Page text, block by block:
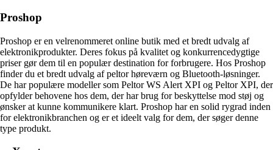
Proshop
Proshop er en velrenommeret online butik med et bredt udvalg af
elektronikprodukter. Deres fokus på kvalitet og konkurrencedygtige
priser gør dem til en populær destination for forbrugere. Hos Proshop
finder du et bredt udvalg af peltor høreværn og Bluetooth-løsninger.
De har populære modeller som Peltor WS Alert XPI og Peltor XPI, der
opfylder behovene hos dem, der har brug for beskyttelse mod støj og
ønsker at kunne kommunikere klart. Proshop har en solid rygrad inden
for elektronikbranchen og er et ideelt valg for dem, der søger denne
type produkt.